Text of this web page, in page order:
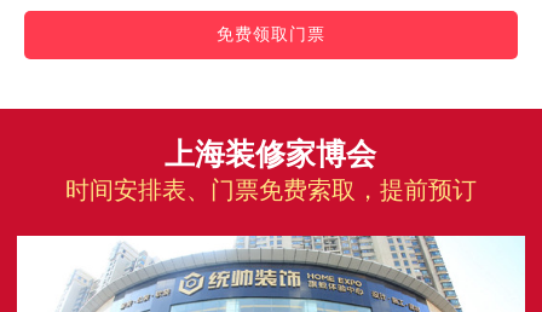
免费领取门票
上海装修家博会
时间安排表、门票免费索取，提前预订